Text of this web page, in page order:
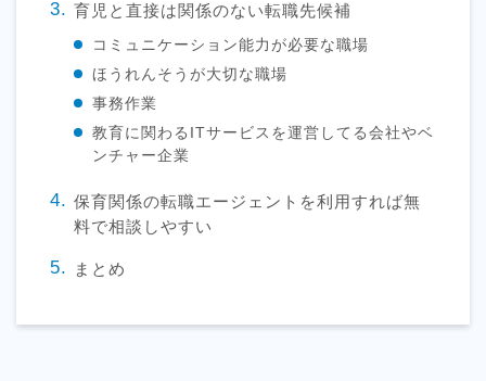
育児と直接は関係のない転職先候補
コミュニケーション能力が必要な職場
ほうれんそうが大切な職場
事務作業
教育に関わるITサービスを運営してる会社やベ
ンチャー企業
保育関係の転職エージェントを利用すれば無
料で相談しやすい
まとめ